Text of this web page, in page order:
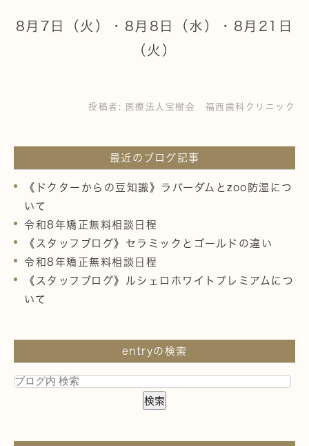
8月7日（火）・8月8日（水）・8月21日
（火）
投稿者: 医療法人宝樹会 福西歯科クリニック
最近のブログ記事
《ドクターからの豆知識》ラバーダムとzoo防湿につ
いて
令和8年矯正無料相談日程
《スタッフブログ》セラミックとゴールドの違い
令和8年矯正無料相談日程
《スタッフブログ》ルシェロホワイトプレミアムにつ
いて
entryの検索